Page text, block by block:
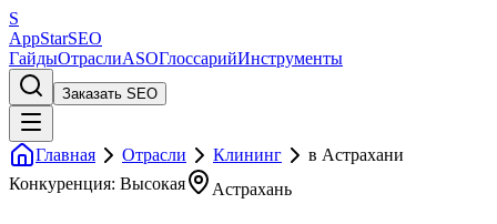
S
AppStarSEO
ГайдыОтраслиASOГлоссарийИнструменты
Заказать SEO
Главная Отрасли Клининг
в Астрахани
Конкуренция: Высокая
Астрахань